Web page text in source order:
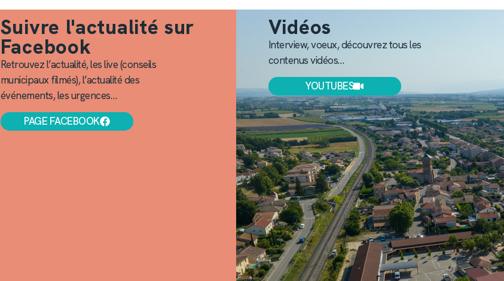
Suivre l'actualité sur
Facebook
Retrouvez l’actualité, les live (conseils
municipaux filmés), l’actualité des
événements, les urgences…
PAGE FACEBOOK
Vidéos
Interview, voeux, découvrez tous les
contenus vidéos…
YOUTUBES